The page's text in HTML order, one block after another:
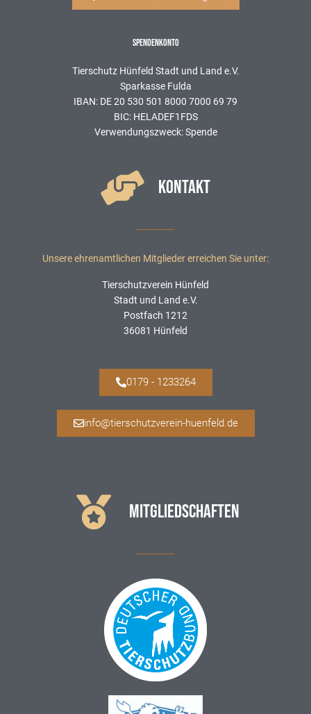
SPENDENKONTO
Tierschutz Hünfeld Stadt und Land e.V.
Sparkasse Fulda
IBAN: DE 20 530 501 8000 7000 69 79
BIC: HELADEF1FDS
Verwendungszweck: Spende
KONTAKT
Unsere ehrenamtlichen Mitglieder erreichen Sie unter:
Tierschutzverein Hünfeld
Stadt und Land e.V.
Postfach 1212
36081 Hünfeld
0179 - 1233264
info@tierschutzverein-huenfeld.de
MITGLIEDSCHAFTEN